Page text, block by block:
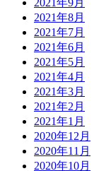
2021年8月
2021年7月
2021年6月
2021年5月
2021年4月
2021年3月
2021年2月
2021年1月
2020年12月
2020年11月
2020年10月